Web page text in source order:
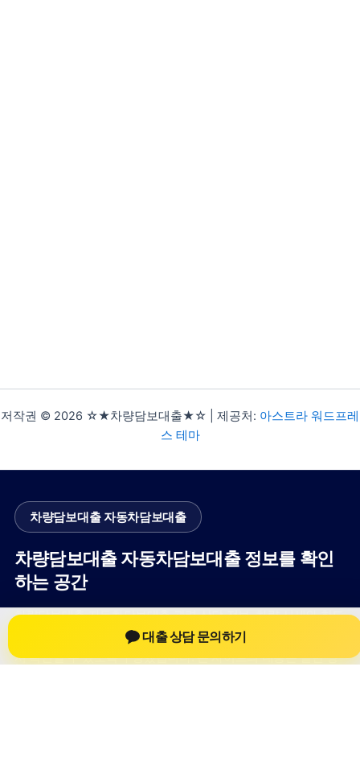
저작권 © 2026 ☆★차량담보대출★☆ | 제공처: 아스트라 워드프레
스 테마
차량담보대출 자동차담보대출
차량담보대출 자동차담보대출 정보를 확인
하는 공간
차량담보대출 자동차담보대출 관련 상담 정보, 차량 시세와 한도
확인 기준, 대출 선택 시 참고할 수 있는 내용을 jiesuoji.org 안에
서 확인할 수 있도록 구성했습니다. 본 사이트의 내용은 일반 정
대출 상담 문의하기